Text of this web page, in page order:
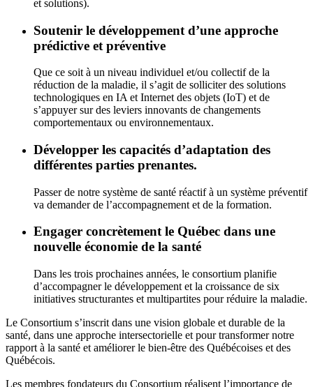
et solutions).
Soutenir le développement d’une approche
prédictive et préventive
Que ce soit à un niveau individuel et/ou collectif de la
réduction de la maladie, il s’agit de solliciter des solutions
technologiques en IA et Internet des objets (IoT) et de
s’appuyer sur des leviers innovants de changements
comportementaux ou environnementaux.
Développer les capacités d’adaptation des
différentes parties prenantes.
Passer de notre système de santé réactif à un système préventif
va demander de l’accompagnement et de la formation.
Engager concrètement le Québec dans une
nouvelle économie de la santé
Dans les trois prochaines années, le consortium planifie
d’accompagner le développement et la croissance de six
initiatives structurantes et multipartites pour réduire la maladie.
Le Consortium s’inscrit dans une vision globale et durable de la
santé, dans une approche intersectorielle et pour transformer notre
rapport à la santé et améliorer le bien-être des Québécoises et des
Québécois.
Les membres fondateurs du Consortium réalisent l’importance de